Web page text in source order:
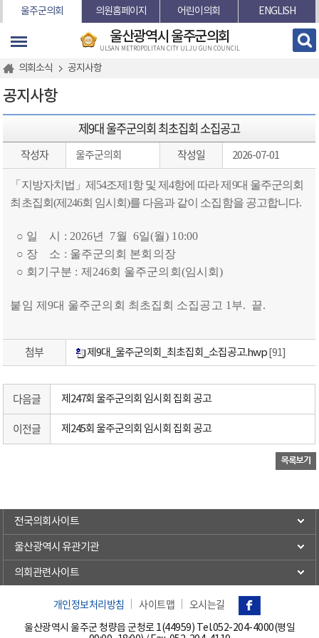
본문바로가기
울주군의회 의원홈페이지 어린이의회 ENGLISH
울산광역시 울주군의회
ULSAN METROPOLITAN CITY ULJU GUN COUNCIL
의회소식 공지사항
공지사항
제9대 울주군의회 최초집회 소집공고
작성자 울주군의회 작성일 2026-07-01
「지방자치법」제54조제1항 및 제4항에 따라 제9대 울주군의회
최초집회(제246회 임시회)를 다음과 같이 소집함을 공고합니다.
○ 일 시 : 2026년 7월 6일(월) 10:00
○ 장 소 : 울주군의회 본회의장
○ 회기구분 : 제246회 울주군의회(임시회)
붙임 제9대 울주군의회 최초집회 소집공고 1부. 끝.
첨부 제9대_울주군의회_최초집회_소집공고.hwp [91]
다음글 제247회 울주군의회 임시회 집회 공고
이전글 제245회 울주군의회 임시회 집회 공고
전국의회사이트
울산광역시 유관기관
의회관련사이트
개인정보처리방침 사이트맵 오시는길
울산광역시 울주군 청량읍 군청로 1(44959) Tel.052-204-4000(평일